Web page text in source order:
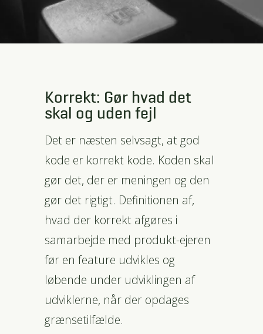
Korrekt: Gør hvad det
skal og uden fejl
Det er næsten selvsagt, at god
kode er korrekt kode. Koden skal
gør det, der er meningen og den
gør det rigtigt. Definitionen af,
hvad der korrekt afgøres i
samarbejde med produkt-ejeren
før en feature udvikles og
løbende under udviklingen af
udviklerne, når der opdages
grænsetilfælde.